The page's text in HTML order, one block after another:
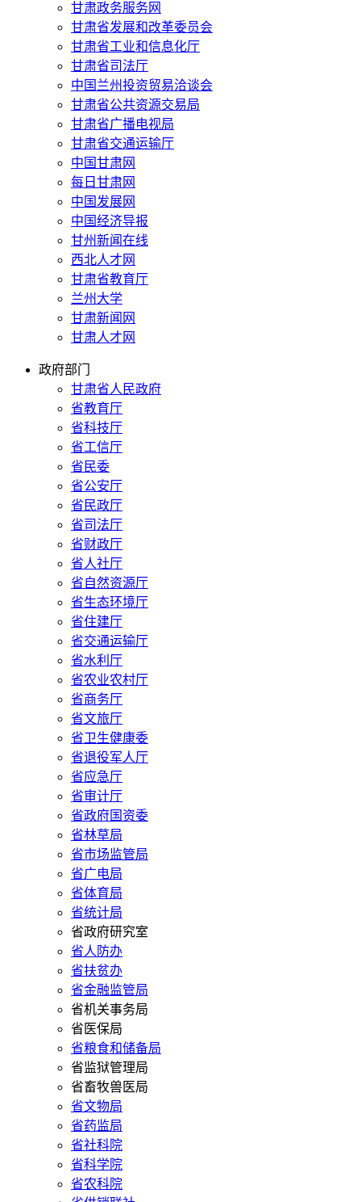
甘肃政务服务网
甘肃省发展和改革委员会
甘肃省工业和信息化厅
甘肃省司法厅
中国兰州投资贸易洽谈会
甘肃省公共资源交易局
甘肃省广播电视局
甘肃省交通运输厅
中国甘肃网
每日甘肃网
中国发展网
中国经济导报
甘州新闻在线
西北人才网
甘肃省教育厅
兰州大学
甘肃新闻网
甘肃人才网
政府部门
甘肃省人民政府
省教育厅
省科技厅
省工信厅
省民委
省公安厅
省民政厅
省司法厅
省财政厅
省人社厅
省自然资源厅
省生态环境厅
省住建厅
省交通运输厅
省水利厅
省农业农村厅
省商务厅
省文旅厅
省卫生健康委
省退役军人厅
省应急厅
省审计厅
省政府国资委
省林草局
省市场监管局
省广电局
省体育局
省统计局
省政府研究室
省人防办
省扶贫办
省金融监管局
省机关事务局
省医保局
省粮食和储备局
省监狱管理局
省畜牧兽医局
省文物局
省药监局
省社科院
省科学院
省农科院